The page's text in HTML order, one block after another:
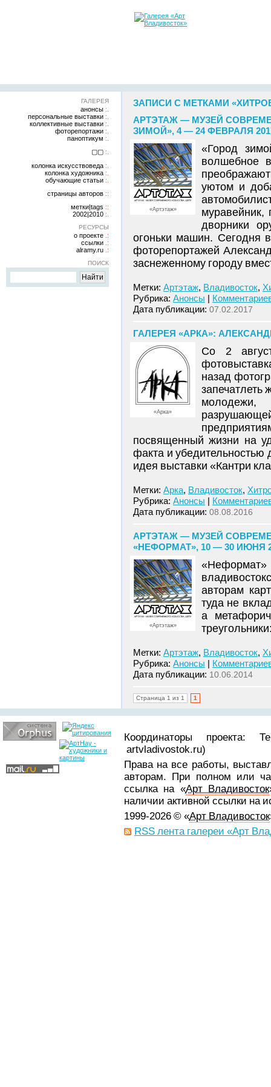
ГАЛЕРЕЯ
анонсы
персональные выставки
коллективные выставки
фоторепортажи
паноптикум
▢▢
колонка искусствоведа
колонка художника
обучающие статьи
страницы авторов
метки|tags
2002|2010
РЕСУРСЫ
о проекте
ссылки
alramy.ru
ПОИСК
ЗАПИСИ С МЕТКАМИ
АРТЭТАЖ — МУЗЕЙ
ЗИМОЙ», 4 — 24 ФЕВРАЛЯ
«Артэтаж»
«Город
волшебное
уютом и
муравейник,
дворники
огоньки машин. Сегодня
фоторепортажей
заснеженному городу
Метки: Артэтаж, Владивосток,
Рубрика: Анонсы |
Дата публикации: 07.02.2017
ГАЛЕРЕЯ «АРКА»:
«Арка»
Со 2
назад
молодежи,
посвященный жизни на
факта и
идея выставки «Кантри
Метки: Арка, Владивосток,
Рубрика: Анонсы |
Дата публикации: 08.08.2016
АРТЭТАЖ — МУЗЕЙ
«НЕФОРМАТ», 10 — 30 ИЮНЯ
«Артэтаж»
авторам
туда не
а
Метки: Артэтаж, Владивосток,
Рубрика: Анонсы |
Дата публикации: 10.06.2014
Страница 1 из 1 1
Координаторы проекта:
artvladivostok.ru)
Права на все работы,
авторам. При полном или
ссылка на «Арт Владивосток
наличии активной ссылки на
1999-2026 © «Арт Владивосток
RSS лента галереи «Арт